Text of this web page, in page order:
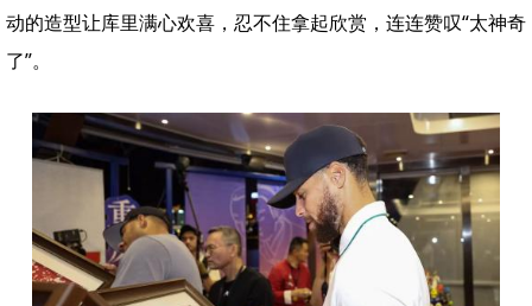
动的造型让库里满心欢喜，忍不住拿起欣赏，连连赞叹“太神奇
了”。